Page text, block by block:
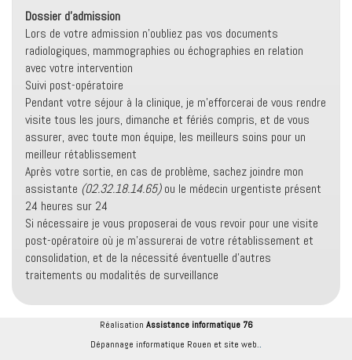
Dossier d'admission
Lors de votre admission n'oubliez pas vos documents
radiologiques, mammographies ou échographies en relation
avec votre intervention
Suivi post-opératoire
Pendant votre séjour à la clinique, je m'efforcerai de vous rendre
visite tous les jours, dimanche et fériés compris, et de vous
assurer, avec toute mon équipe, les meilleurs soins pour un
meilleur rétablissement
Après votre sortie, en cas de problème, sachez joindre mon
assistante (02.32.18.14.65)ou le médecin urgentiste présent
24 heures sur 24
Si nécessaire je vous proposerai de vous revoir pour une visite
post-opératoire où je m'assurerai de votre rétablissement et
consolidation, et de la nécessité éventuelle d'autres
traitements ou modalités de surveillance
Réalisation Assistance informatique 76
Dépannage informatique Rouen et site web.